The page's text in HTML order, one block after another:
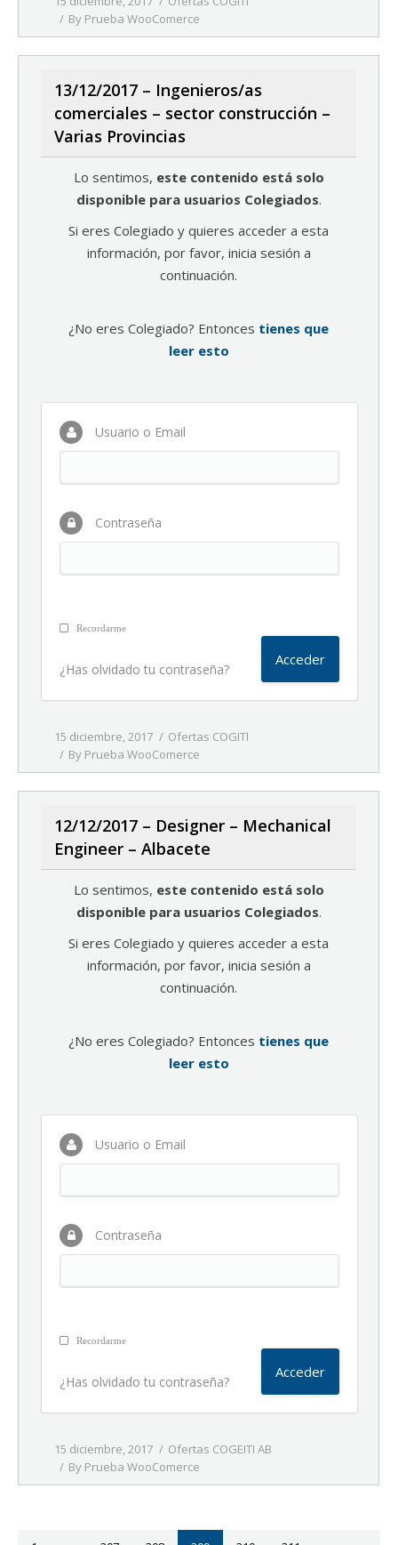
By Prueba WooComerce
13/12/2017 – Ingenieros/as
comerciales – sector construcción –
Varias Provincias
Lo sentimos, este contenido está solo
disponible para usuarios Colegiados.
Si eres Colegiado y quieres acceder a esta
información, por favor, inicia sesión a
continuación.
¿No eres Colegiado? Entonces tienes que
leer esto
Usuario o Email
Contraseña
Recordarme
¿Has olvidado tu contraseña?
15 diciembre, 2017
Ofertas COGITI
By Prueba WooComerce
12/12/2017 – Designer – Mechanical
Engineer – Albacete
Lo sentimos, este contenido está solo
disponible para usuarios Colegiados.
Si eres Colegiado y quieres acceder a esta
información, por favor, inicia sesión a
continuación.
¿No eres Colegiado? Entonces tienes que
leer esto
Usuario o Email
Contraseña
Recordarme
¿Has olvidado tu contraseña?
15 diciembre, 2017
Ofertas COGEITI AB
By Prueba WooComerce